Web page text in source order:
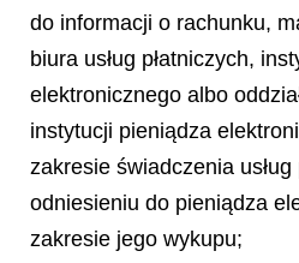
do informacji o rachunku,
biura usług płatniczych,
elektronicznego albo
instytucji pieniądza
zakresie świadczenia usług
odniesieniu do pieniądza
zakresie jego wykupu;